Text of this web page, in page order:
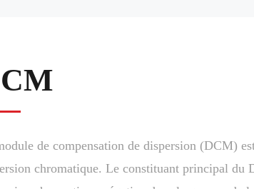
de compensation de dispersion (DCM)
chromatique. Le constituant principal du